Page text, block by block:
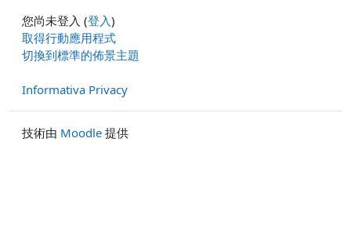
您尚未登入 (登入)
取得行動應用程式
切換到標準的佈景主題
Informativa Privacy
技術由 Moodle 提供